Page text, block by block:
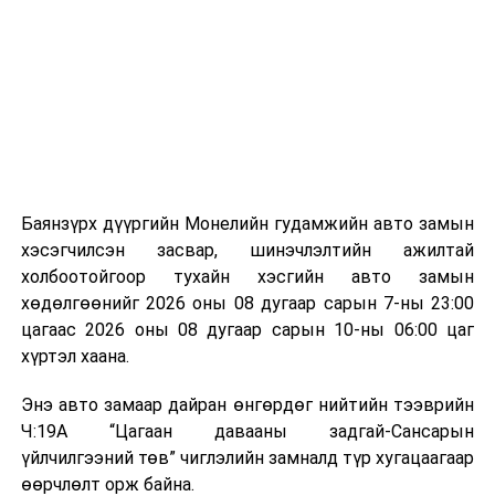
болон дулааны эрчим хүч үйлдвэрлэхэд ашиглаж
болдог. Зарим технологийн хувьд шаталтын дараа
үлдэх үнснээс фосфор зэрэг ашигт эрдсийг сэргээн
авах боломжтой аж.
Япон, Герман, Швейцар, Нидерланд, Өмнөд Солонгос
зэрэг улс лаг хатаах, шатаах технологийг ашиглаж
байна. Тухайлбал, Германд лаг шатаах үйлдвэрээс
гарсан үнснээс фосфор сэргээн авах технологи
ашигладаг бол Нидерландад төвлөрсөн лаг
боловсруулах үйлдвэрүүдээр дулаан, цахилгаан
Баянзүрх дүүргийн Монелийн гудамжийн авто замын
хэсэгчилсэн засвар, шинэчлэлтийн ажилтай
холбоотойгоор тухайн хэсгийн авто замын
хөдөлгөөнийг 2026 оны 08 дугаар сарын 7-ны 23:00
цагаас 2026 оны 08 дугаар сарын 10-ны 06:00 цаг
хүртэл хаана.
Энэ авто замаар дайран өнгөрдөг нийтийн тээврийн
Ч:19А “Цагаан давааны задгай-Сансарын
үйлчилгээний төв” чиглэлийн замналд түр хугацаагаар
өөрчлөлт орж байна.